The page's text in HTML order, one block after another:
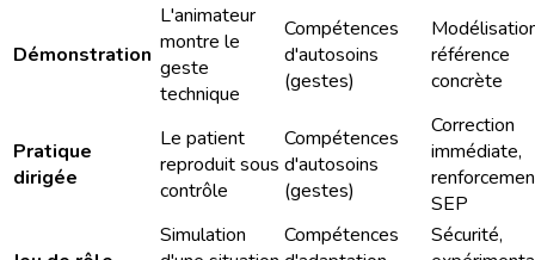
Démonstration
L'animateur
montre le
geste
technique
Compétences
d'autosoins
(gestes)
référence
concrète
Pratique
dirigée
Le patient
reproduit sous
contrôle
Compétences
d'autosoins
(gestes)
Correction
immédiate,
SEP
Simulation
Compétences
Sécurité,